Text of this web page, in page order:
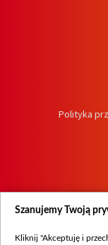
Polityka
Szanujemy Twoją
Kliknij "Akceptuję i